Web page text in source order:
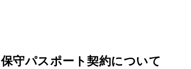
保守パスポート契約について